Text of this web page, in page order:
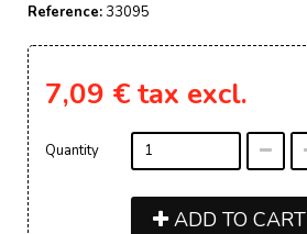
Reference:33095
7,09 € tax excl.
Quantity
ADD TO CART